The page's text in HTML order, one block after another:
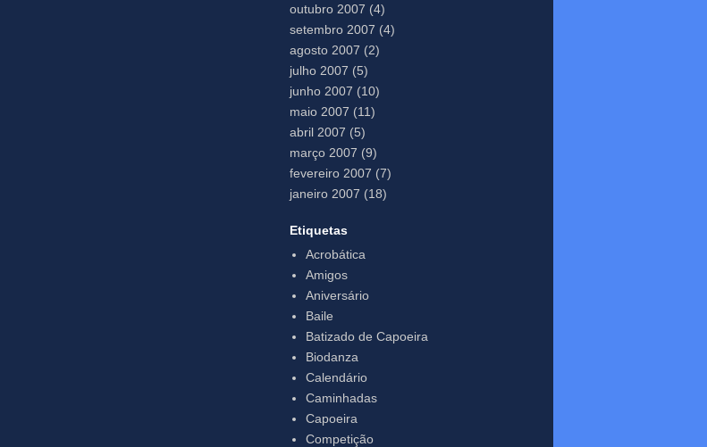
outubro 2007 (4)
setembro 2007 (4)
agosto 2007 (2)
julho 2007 (5)
junho 2007 (10)
maio 2007 (11)
abril 2007 (5)
março 2007 (9)
fevereiro 2007 (7)
janeiro 2007 (18)
Etiquetas
Acrobática
Amigos
Aniversário
Baile
Batizado de Capoeira
Biodanza
Calendário
Caminhadas
Capoeira
Competição